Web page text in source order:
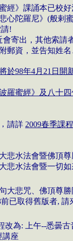
經》課誦本已校
心陀羅尼》(般剌
!
寄出，其他索請
郵資，並告知姓
於98年4月21日開
羅蜜經》及八十
請詳 2009春季課
悲水法會暨佛頂
悲水法會暨一切
大悲咒
佛頂尊
已取得舊版者, 請
改為: 上午--悉曇
講座